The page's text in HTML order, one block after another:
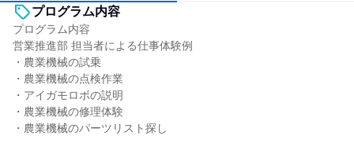
プログラム内容
プログラム内容
営業推進部 担当者による仕事体験例
・農業機械の試乗
・農業機械の点検作業
・アイガモロボの説明
・農業機械の修理体験
・農業機械のパーツリスト探し